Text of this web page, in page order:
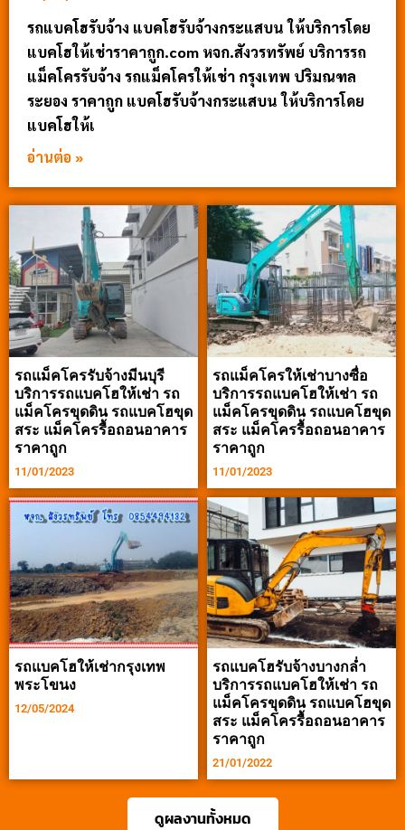
รถแบคโฮรับจ้าง แบคโฮรับจ้างกระแสบน ให้บริการโดย
แบคโฮให้เช่าราคาถูก.com หจก.สังวรทรัพย์ บริการรถ
แม็คโครรับจ้าง รถแม็คโครให้เช่า กรุงเทพ ปริมณฑล
ระยอง ราคาถูก แบคโฮรับจ้างกระแสบน ให้บริการโดย
แบคโฮให้เ
อ่านต่อ »
รถแม็คโครรับจ้างมีนบุรี
บริการรถแบคโฮให้เช่า รถ
แม็คโครขุดดิน รถแบคโฮขุด
สระ แม็คโครรื้อถอนอาคาร
ราคาถูก
11/01/2023
รถแม็คโครให้เช่าบางซื่อ
บริการรถแบคโฮให้เช่า รถ
แม็คโครขุดดิน รถแบคโฮขุด
สระ แม็คโครรื้อถอนอาคาร
ราคาถูก
11/01/2023
รถแบคโฮให้เช่ากรุงเทพ
พระโขนง
12/05/2024
รถแบคโฮรับจ้างบางกล่ำ
บริการรถแบคโฮให้เช่า รถ
แม็คโครขุดดิน รถแบคโฮขุด
สระ แม็คโครรื้อถอนอาคาร
ราคาถูก
21/01/2022
ดูผลงานทั้งหมด